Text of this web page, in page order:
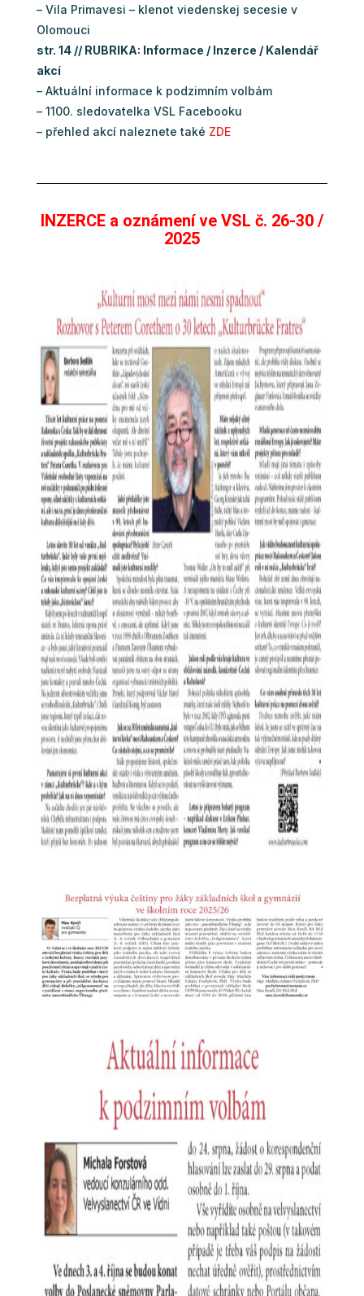
– Vila Primavesi – klenot viedenskej secesie v
Olomouci
str. 14 // RUBRIKA: Informace / Inzerce / Kalendář
akcí
– Aktuální informace k podzimním volbám
– 1100. sledovatelka VSL Facebooku
– přehled akcí naleznete také ZDE
INZERCE a oznámení ve VSL č. 26-30 /
2025